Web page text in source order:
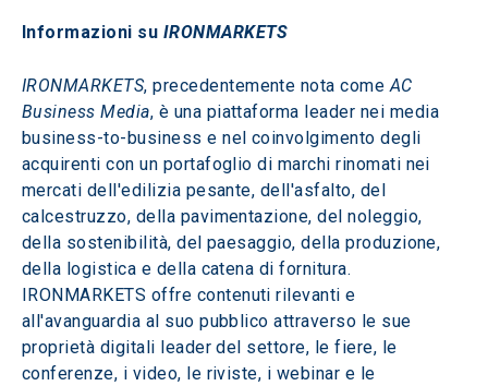
Informazioni su IRONMARKETS
IRONMARKETS, precedentemente nota come AC
Business Media, è una piattaforma leader nei media
business-to-business e nel coinvolgimento degli
acquirenti con un portafoglio di marchi rinomati nei
mercati dell'edilizia pesante, dell'asfalto, del
calcestruzzo, della pavimentazione, del noleggio,
della sostenibilità, del paesaggio, della produzione,
della logistica e della catena di fornitura.
IRONMARKETS offre contenuti rilevanti e
all'avanguardia al suo pubblico attraverso le sue
proprietà digitali leader del settore, le fiere, le
conferenze, i video, le riviste, i webinar e le